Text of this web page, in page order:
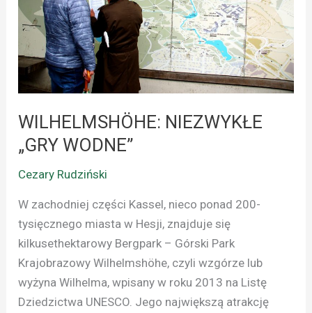
WILHELMSHÖHE: NIEZWYKŁE
„GRY WODNE”
Cezary Rudziński
W zachodniej części Kassel, nieco ponad 200-
tysięcznego miasta w Hesji, znajduje się
kilkusethektarowy Bergpark – Górski Park
Krajobrazowy Wilhelmshöhe, czyli wzgórze lub
wyżyna Wilhelma, wpisany w roku 2013 na Listę
Dziedzictwa UNESCO. Jego największą atrakcję